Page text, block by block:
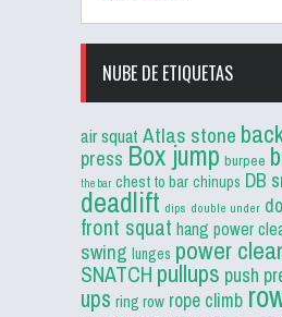
NUBE DE ETIQUETAS
air squat Atlas stone
press Box jump burpee
the bar chest to bar chinups DB
deadlift dips double under
front squat hang power
swing lunges power
SNATCH pullups push
ups ring row rope climb